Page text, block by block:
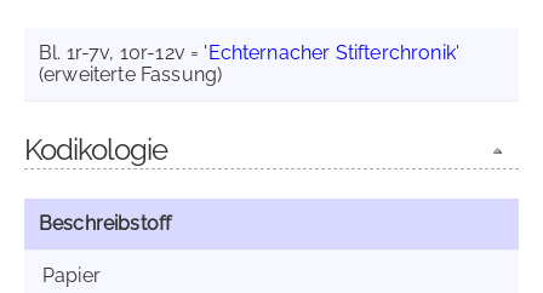
Bl. 1r-7v, 10r-12v = 'Echternacher Stifterchronik'
(erweiterte Fassung)
Kodikologie
Beschreibstoff
Papier